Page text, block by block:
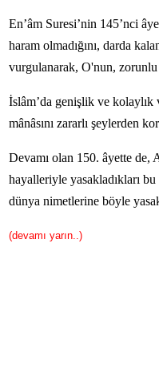
En’âm Suresi’nin 145’nci
haram olmadığını, darda
vurgulanarak, O'nun, zorunlu
İslâm’da genişlik ve kolaylık
mânâsını zararlı şeylerden
Devamı olan 150. âyette de,
hayalleriyle yasakladıkları
dünya nimetlerine böyle
(devamı yarın..)